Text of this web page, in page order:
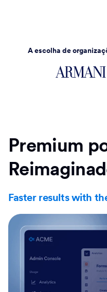
A escolha de
Premium
Faster results with